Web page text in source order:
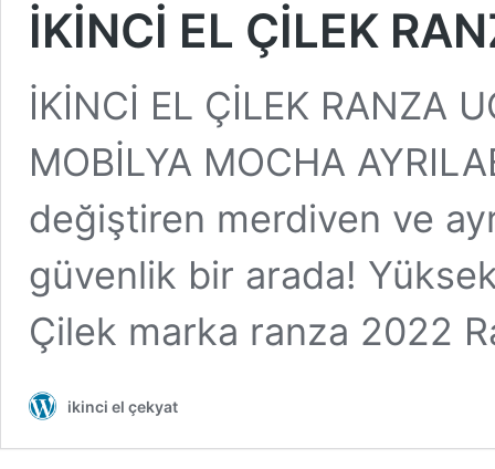
İKİNCİ EL ÇİLEK
İKİNCİ EL ÇİLEK RANZA
MOBİLYA MOCHA
değiştiren merdiven ve
güvenlik bir arada!
Çilek marka ranza 2022
ikinci el çekyat